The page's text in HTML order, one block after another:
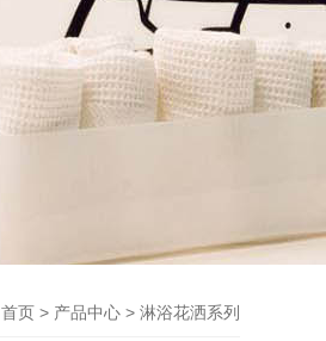
首页 > 产品中心 > 淋浴花洒系列